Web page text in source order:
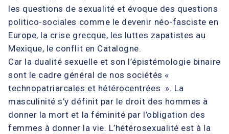
les questions de sexualité et évoque des questions
politico-sociales comme le devenir néo-fasciste en
Europe, la crise grecque, les luttes zapatistes au
Mexique, le conflit en Catalogne.
Car la dualité sexuelle et son l’épistémologie binaire
sont le cadre général de nos sociétés «
technopatriarcales et hétérocentrées ». La
masculinité s’y définit par le droit des hommes à
donner la mort et la féminité par l’obligation des
femmes à donner la vie. L’hétérosexualité est à la